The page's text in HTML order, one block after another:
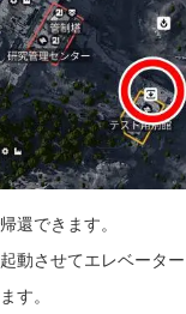
還できます。
動させてエレベータ
す。